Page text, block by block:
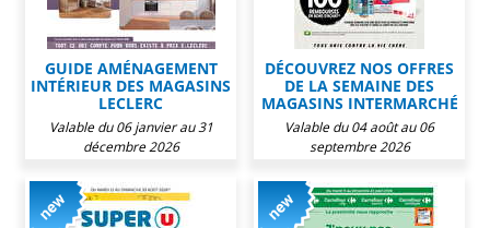
GUIDE AMÉNAGEMENT
INTÉRIEUR DES MAGASINS
LECLERC
Valable du 06 janvier au 31
décembre 2026
DÉCOUVREZ NOS OFFRES
DE LA SEMAINE DES
MAGASINS INTERMARCHÉ
Valable du 04 août au 06
septembre 2026